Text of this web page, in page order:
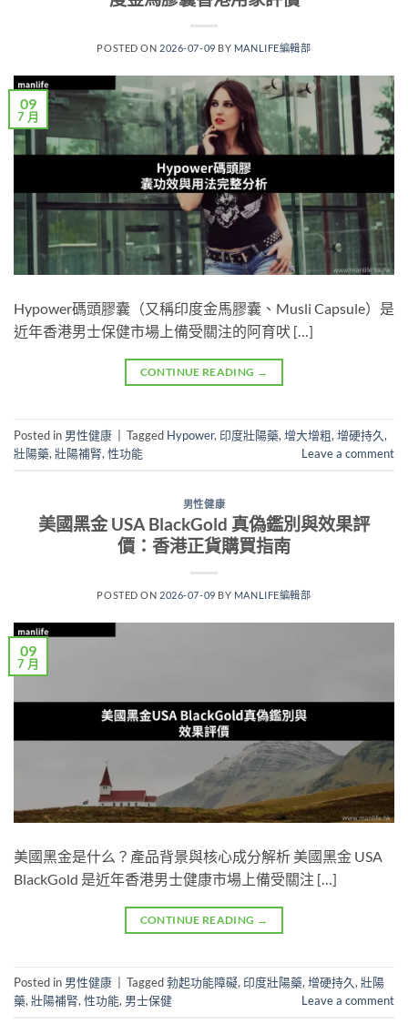
POSTED ON 2026-07-09 BY MANLIFE編輯部
09
7 月
Hypower碼頭膠囊（又稱印度金馬膠囊、Musli Capsule）是
近年香港男士保健市場上備受關注的阿育吠 […]
CONTINUE READING →
Posted in 男性健康 Tagged Hypower, 印度壯陽藥, 增大增粗, 增硬持久,
壯陽藥, 壯陽補腎, 性功能 Leave a comment
男性健康
美國黑金 USA BlackGold 真偽鑑別與效果評
價：香港正貨購買指南
POSTED ON 2026-07-09 BY MANLIFE編輯部
09
7 月
美國黑金是什么？產品背景與核心成分解析 美國黑金 USA
BlackGold 是近年香港男士健康市場上備受關注 […]
CONTINUE READING →
Posted in 男性健康 Tagged勃起功能障礙, 印度壯陽藥, 增硬持久, 壯陽
藥, 壯陽補腎, 性功能, 男士保健 Leave a comment